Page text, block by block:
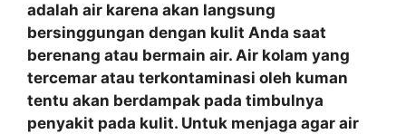
adalah air karena akan langsung
bersinggungan dengan kulit Anda saat
berenang atau bermain air. Air kolam yang
tercemar atau terkontaminasi oleh kuman
tentu akan berdampak pada timbulnya
penyakit pada kulit. Untuk menjaga agar air